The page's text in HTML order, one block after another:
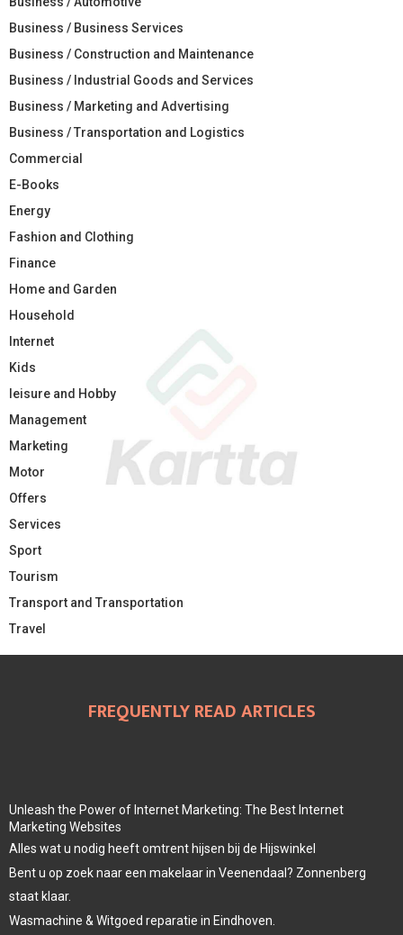
Business / Business Services
Business / Construction and Maintenance
Business / Industrial Goods and Services
Business / Marketing and Advertising
Business / Transportation and Logistics
Commercial
E-Books
Energy
Fashion and Clothing
Finance
Home and Garden
Household
Internet
Kids
leisure and Hobby
Management
Marketing
Motor
Offers
Services
Sport
Tourism
Transport and Transportation
Travel
FREQUENTLY READ ARTICLES
Unleash the Power of Internet Marketing: The Best Internet
Marketing Websites
Alles wat u nodig heeft omtrent hijsen bij de Hijswinkel
Bent u op zoek naar een makelaar in Veenendaal? Zonnenberg
staat klaar.
Wasmachine & Witgoed reparatie in Eindhoven.